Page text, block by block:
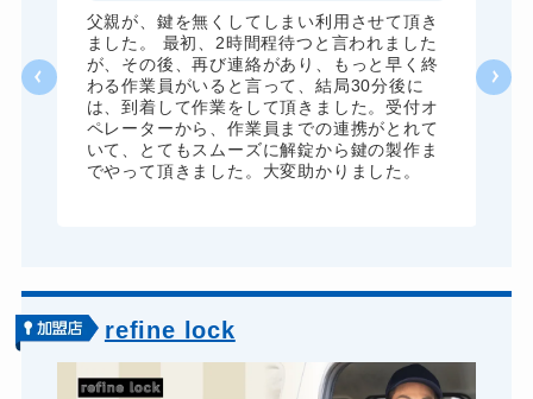
10,780円～(税込)
ドアノブカギ作成 別途お見積り
ドアノブカギ交換 別途お見積り
父親が、鍵を無くしてしまい利用させて頂き
ました。 最初、2時間程待つと言われました
が、その後、再び連絡があり、もっと早く終
わる作業員がいると言って、結局30分後に
は、到着して作業をして頂きました。受付オ
ペレーターから、作業員までの連携がとれて
いて、とてもスムーズに解錠から鍵の製作ま
でやって頂きました。大変助かりました。
refine lock